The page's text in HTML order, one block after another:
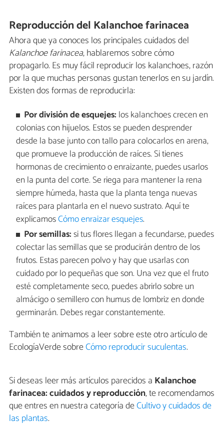
Reproducción del Kalanchoe farinacea
Ahora que ya conoces los principales cuidados del
Kalanchoe farinacea, hablaremos sobre cómo
propagarlo. Es muy fácil reproducir los kalanchoes, razón
por la que muchas personas gustan tenerlos en su jardín.
Existen dos formas de reproducirla:
Por división de esquejes: los kalanchoes crecen en
colonias con hijuelos. Estos se pueden desprender
desde la base junto con tallo para colocarlos en arena,
que promueve la producción de raíces. Si tienes
hormonas de crecimiento o enraizante, puedes usarlos
en la punta del corte. Se riega para mantener la rena
siempre húmeda, hasta que la planta tenga nuevas
raíces para plantarla en el nuevo sustrato. Aquí te
explicamosCómo enraizar esquejes.
Por semillas:si tus flores llegan a fecundarse, puedes
colectar las semillas que se producirán dentro de los
frutos. Estas parecen polvo y hay que usarlas con
cuidado por lo pequeñas que son. Una vez que el fruto
esté completamente seco, puedes abrirlo sobre un
almácigo o semillero con humus de lombriz en donde
germinarán. Debes regar constantemente.
También te animamos a leer sobre este otro artículo de
EcologíaVerde sobreCómo reproducir suculentas.
Si deseas leer más artículos parecidos a Kalanchoe
farinacea: cuidados y reproducción, te recomendamos
que entres en nuestra categoría deCultivo y cuidados de
las plantas.